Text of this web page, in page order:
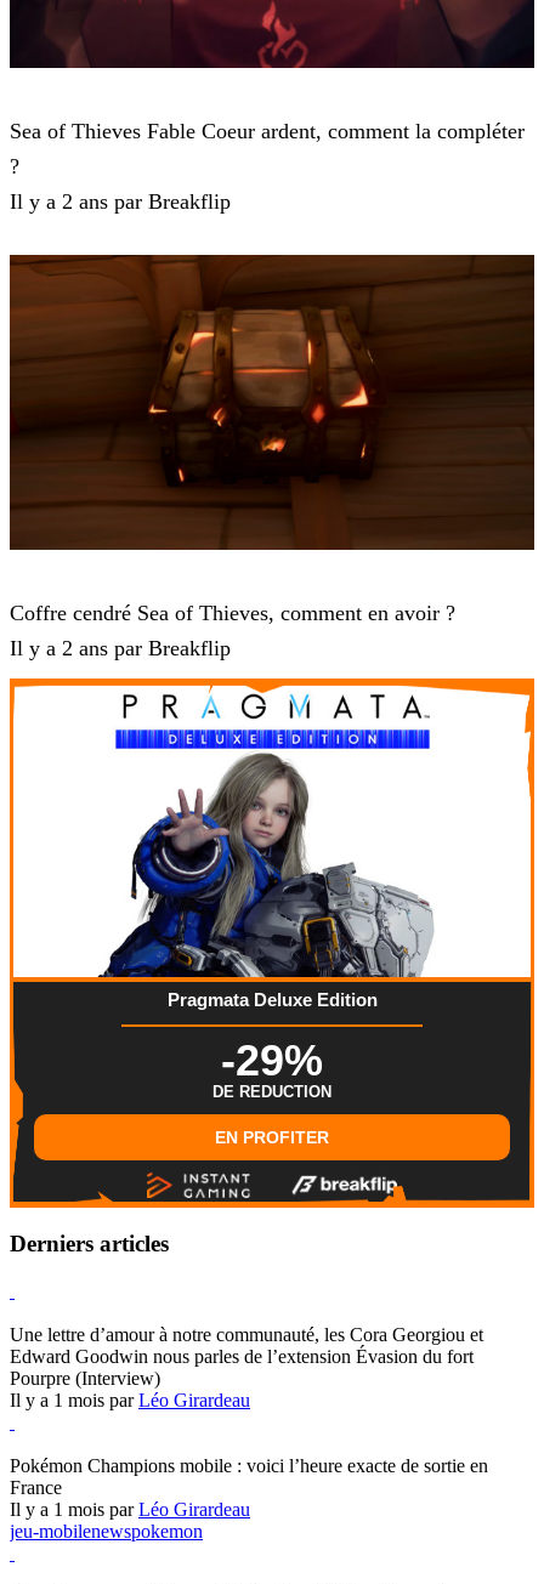
Sea of Thieves Fable Coeur ardent, comment la compléter
?
Il y a 2 ans par Breakflip
Coffre cendré Sea of Thieves, comment en avoir ?
Il y a 2 ans par Breakflip
Pragmata Deluxe Edition
-29%
DE REDUCTION
EN PROFITER
Derniers articles
Une lettre d’amour à notre communauté, les Cora Georgiou et
Edward Goodwin nous parles de l’extension Évasion du fort
Pourpre (Interview)
Il y a 1 mois parLéo Girardeau
Pokémon Champions mobile : voici l’heure exacte de sortie en
France
Il y a 1 mois parLéo Girardeau
jeu-mobilenewspokemon